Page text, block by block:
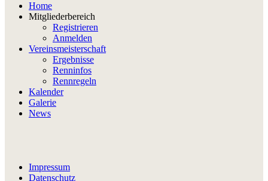
Home
Mitgliederbereich
Registrieren
Anmelden
Vereinsmeisterschaft
Ergebnisse
Renninfos
Rennregeln
Kalender
Galerie
News
Impressum
Datenschutz